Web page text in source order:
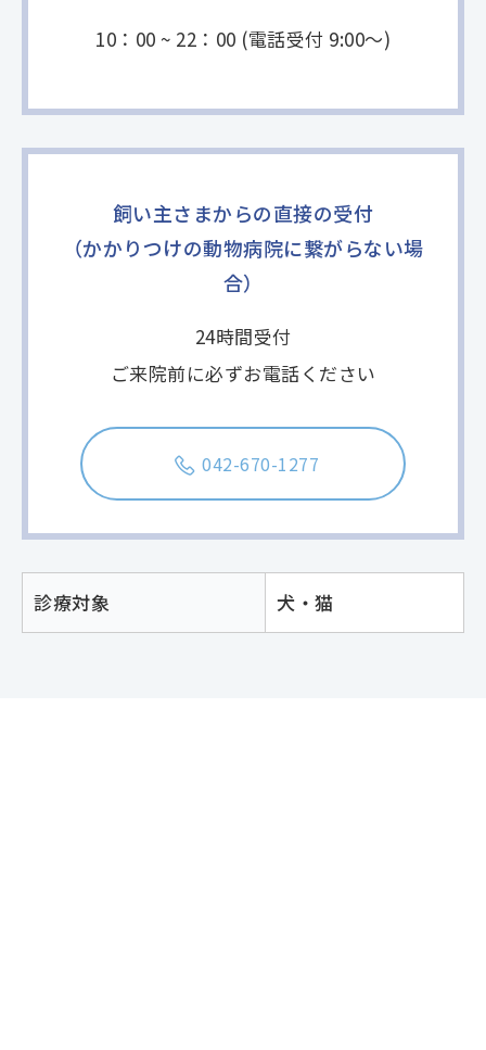
10：00 ~ 22：00 (電話受付 9:00〜)
飼い主さまからの直接の受付
（かかりつけの動物病院に繋がらない場
合）
24時間受付
ご来院前に必ずお電話ください
042-670-1277
診療対象 犬・猫